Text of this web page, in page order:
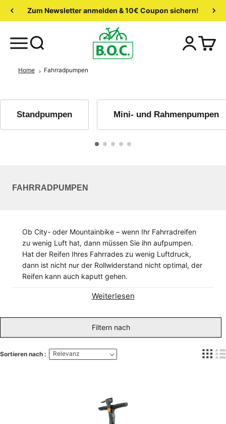
Zum Newsletter anmelden & 10€ Coupon sichern!
Home Fahrradpumpen
Standpumpen Mini- und Rahmenpumpen
FAHRRADPUMPEN
Ob City- oder Mountainbike – wenn Ihr Fahrradreifen
zu wenig Luft hat, dann müssen Sie ihn aufpumpen.
Hat der Reifen Ihres Fahrrades zu wenig Luftdruck,
dann ist nicht nur der Rollwiderstand nicht optimal, der
Reifen kann auch kaputt gehen.
Weiterlesen
Filtern nach
Sortieren nach : Relevanz